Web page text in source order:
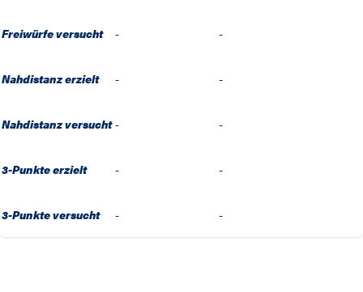
Freiwürfe versucht - -
Nahdistanz erzielt - -
Nahdistanz versucht - -
3-Punkte erzielt - -
3-Punkte versucht - -